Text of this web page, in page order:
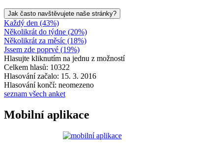
Jak často navštěvujete naše stránky?
Každý den (43%)
Několikrát do týdne (20%)
Několikrát za měsíc (18%)
Jssem zde poprvé (19%)
Hlasujte kliknutím na jednu z možností
Celkem hlasů: 10322
Hlasování začalo: 15. 3. 2016
Hlasování končí: neomezeno
seznam všech anket
Mobilní aplikace